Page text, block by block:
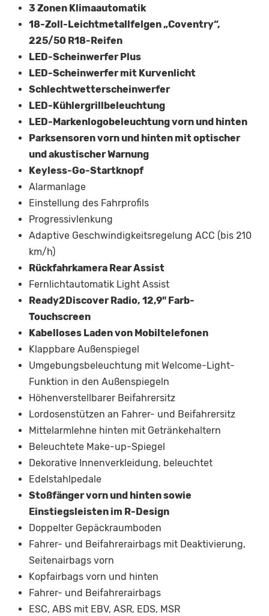
3 Zonen Klimaautomatik
18-Zoll-Leichtmetallfelgen „Coventry“,
225/50 R18-Reifen
LED-Scheinwerfer Plus
LED-Scheinwerfer mit Kurvenlicht
Schlechtwetterscheinwerfer
LED-Kühlergrillbeleuchtung
LED-Markenlogobeleuchtung vorn und hinten
Parksensoren vorn und hinten mit optischer
und akustischer Warnung
Keyless-Go-Startknopf
Alarmanlage
Einstellung des Fahrprofils
Progressivlenkung
Adaptive Geschwindigkeitsregelung ACC (bis 210
km/h)
Rückfahrkamera Rear Assist
Fernlichtautomatik Light Assist
Ready2Discover Radio, 12,9" Farb-
Touchscreen
Kabelloses Laden von Mobiltelefonen
Klappbare Außenspiegel
Umgebungsbeleuchtung mit Welcome-Light-
Funktion in den Außenspiegeln
Höhenverstellbarer Beifahrersitz
Lordosenstützen an Fahrer- und Beifahrersitz
Mittelarmlehne hinten mit Getränkehaltern
Beleuchtete Make-up-Spiegel
Dekorative Innenverkleidung, beleuchtet
Edelstahlpedale
Stoßfänger vorn und hinten sowie
Einstiegsleisten im R-Design
Doppelter Gepäckraumboden
Fahrer- und Beifahrerairbags mit Deaktivierung,
Seitenairbags vorn
Kopfairbags vorn und hinten
Fahrer- und Beifahrerairbags
ESC, ABS mit EBV, ASR, EDS, MSR